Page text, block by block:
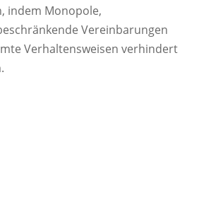
indem Monopole,
Vereinbarungen
Verhaltensweisen verhindert